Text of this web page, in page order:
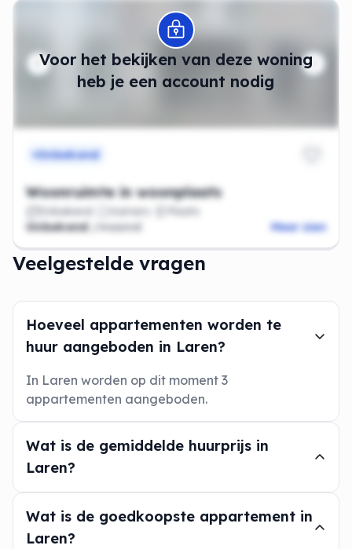
Voor het bekijken van deze woning
heb je een account nodig
Modal openen
Onbekend
Woonruimte in woonplaats
Onbekend Kamers
Plaats
Onbekend
/maand Meer zien
Veelgestelde vragen
Hoeveel appartementen worden te
huur aangeboden in Laren?
In Laren worden op dit moment 3
appartementen aangeboden.
Wat is de gemiddelde huurprijs in
Laren?
Wat is de goedkoopste appartement in
Laren?